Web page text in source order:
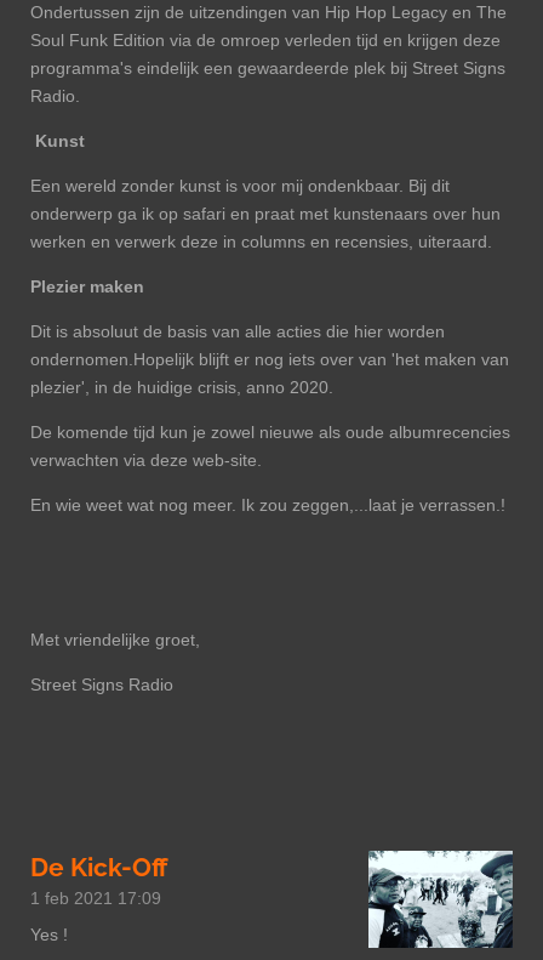
Ondertussen zijn de uitzendingen van Hip Hop Legacy en The
Soul Funk Edition via de omroep verleden tijd en krijgen deze
programma's eindelijk een gewaardeerde plek bij Street Signs
Radio.
Kunst
Een wereld zonder kunst is voor mij ondenkbaar. Bij dit
onderwerp ga ik op safari en praat met kunstenaars over hun
werken en verwerk deze in columns en recensies, uiteraard.
Plezier maken
Dit is absoluut de basis van alle acties die hier worden
ondernomen.Hopelijk blijft er nog iets over van 'het maken van
plezier', in de huidige crisis, anno 2020.
De komende tijd kun je zowel nieuwe als oude albumrecencies
verwachten via deze web-site.
En wie weet wat nog meer. Ik zou zeggen,...laat je verrassen.!
Met vriendelijke groet,
Street Signs Radio
De Kick-Off
1 feb 2021 17:09
Yes !